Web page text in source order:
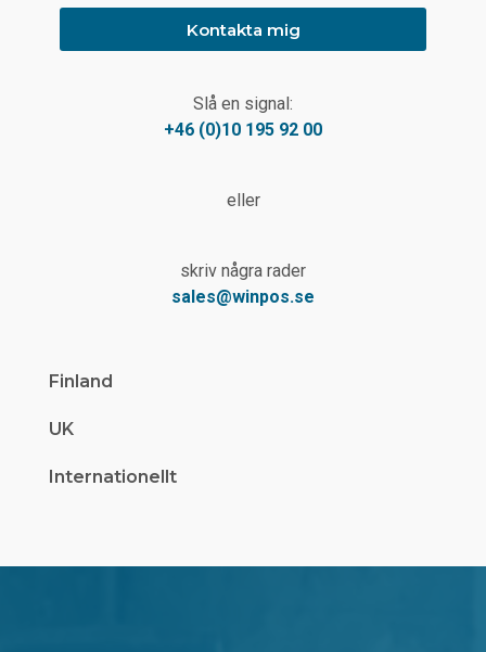
Kontakta mig
Slå en signal:
+46 (0)10 195 92 00
eller
skriv några rader
sales@winpos.se
Finland
UK
Internationellt